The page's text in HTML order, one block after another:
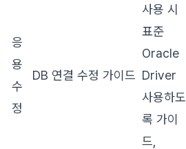
응
용
수
정
DB 연결 수정 가이드
사용 시
표준
Oracle
Driver
사용하도
록 가이
드,